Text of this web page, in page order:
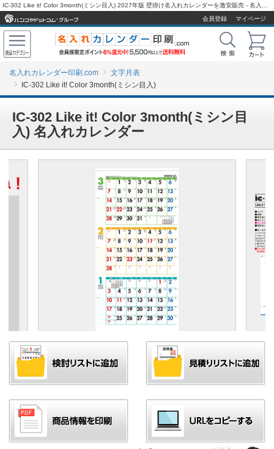
会員登録
マイページ
名入れカレンダー印刷.com
文字月表
IC-302 Like it! Color 3month(ミシン目入)
IC-302 Like it! Color 3month(ミシン目
入) 名入れカレンダー